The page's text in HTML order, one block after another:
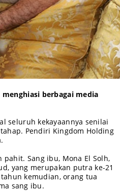
menghiasi berbagai media
seluruh kekayaannya senilai
Pendiri Kingdom Holding
Sang ibu, Mona El Solh,
yang merupakan putra ke-21
kemudian, orang tua
sang ibu.